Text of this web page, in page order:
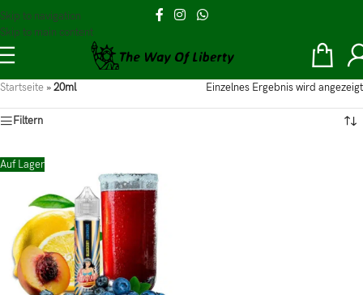
Skip to navigation
Skip to main content
Startseite »20ml Einzelnes Ergebnis wird angezeigt
Filtern
Auf Lager